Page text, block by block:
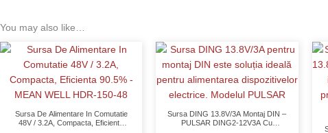
You may also like…
Sursa De Alimentare In Comutatie
48V / 3.2A, Compacta, Eficienta
Sursa DING 13.8V/3A Montaj DIN –
PULSAR DING2-12V3A Cu